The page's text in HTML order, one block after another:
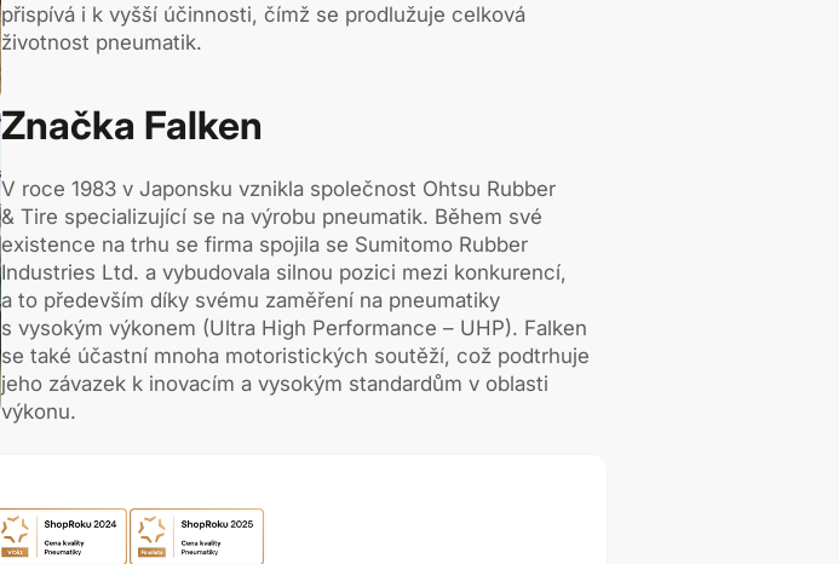
přispívá i k vyšší účinnosti, čímž se prodlužuje celková
životnost pneumatik.
Značka Falken
V roce 1983 v Japonsku vznikla společnost Ohtsu Rubber
& Tire specializující se na výrobu pneumatik. Během své
existence na trhu se firma spojila se Sumitomo Rubber
Industries Ltd. a vybudovala silnou pozici mezi konkurencí,
a to především díky svému zaměření na pneumatiky
s vysokým výkonem (Ultra High Performance – UHP). Falken
se také účastní mnoha motoristických soutěží, což podtrhuje
jeho závazek k inovacím a vysokým standardům v oblasti
výkonu.